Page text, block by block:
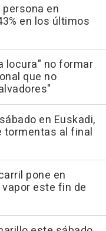
en
en los últimos
locura" no formar
que no
en Euskadi,
tormentas al final
pone en
este fin de